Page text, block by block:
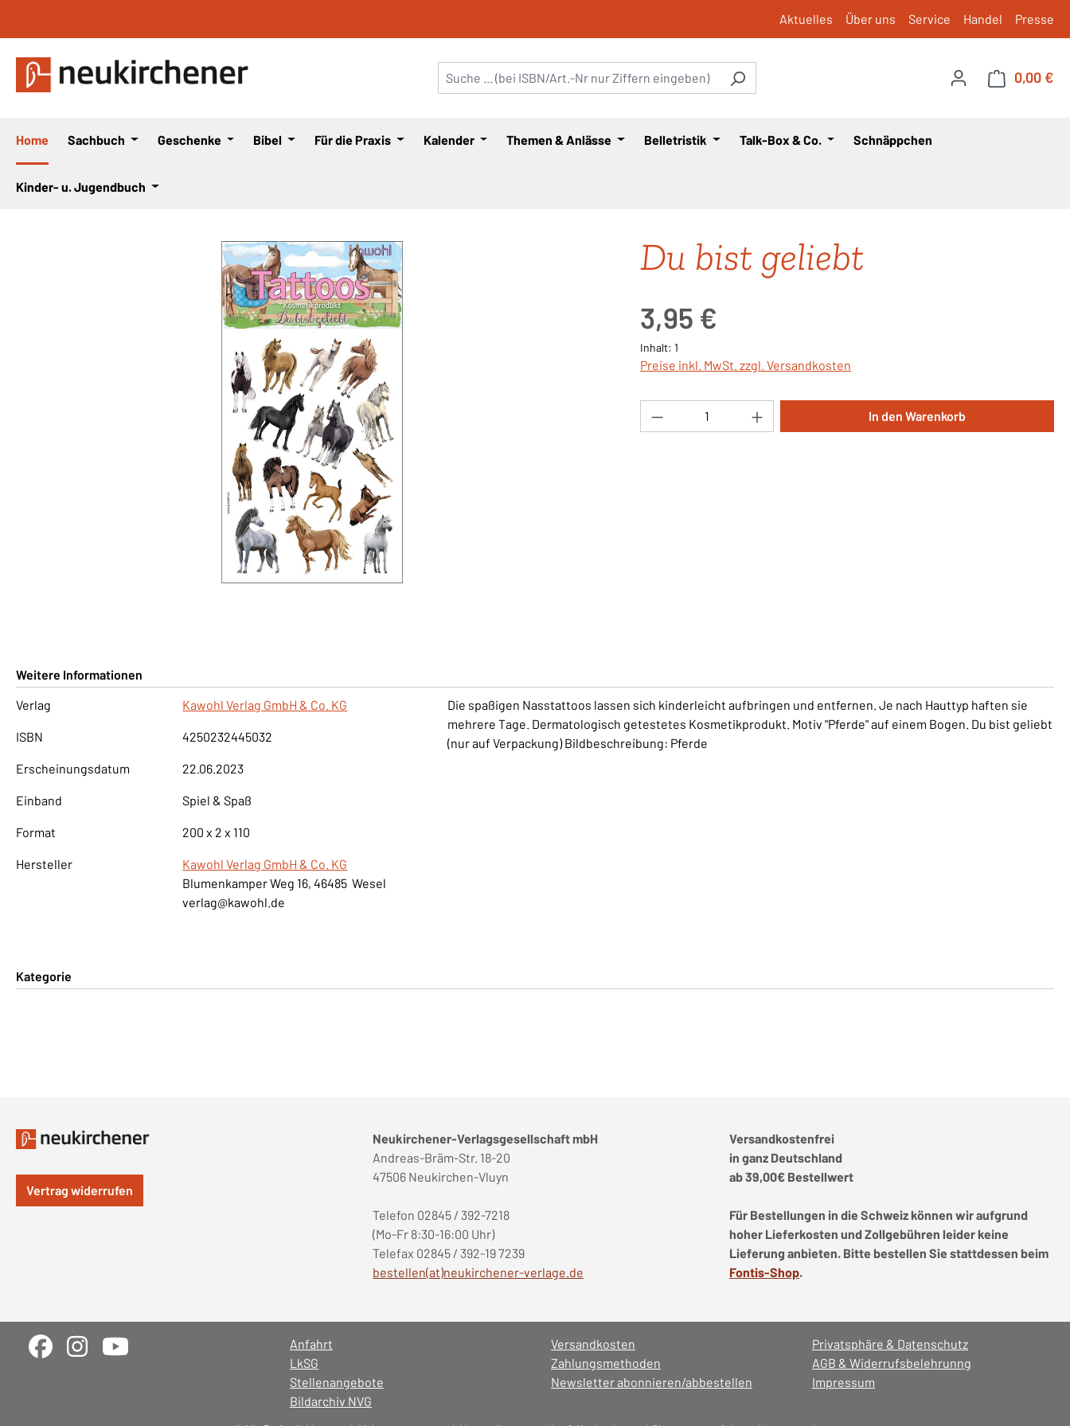
Aktuelles Über uns Service Handel Presse
0,00 €
Home Sachbuch Geschenke Bibel Für die Praxis Kalender Themen & Anlässe Belletristik Talk-Box & Co. Schnäppchen
Kinder- u. Jugendbuch
Du bist geliebt
3,95 €
Inhalt: 1
Preise inkl. MwSt. zzgl. Versandkosten
Produkt Anzahl: Gib den gewünschten Wert ein
In den Warenkorb
Weitere Informationen
Verlag
Kawohl Verlag GmbH & Co. KG
ISBN 4250232445032
Erscheinungsdatum 22.06.2023
Einband Spiel & Spaß
Format 200 x 2 x 110
Hersteller
Kawohl Verlag GmbH & Co. KG
Blumenkamper Weg 16, 46485 Wesel
verlag@kawohl.de
Die spaßigen Nasstattoos lassen sich kinderleicht aufbringen und entfernen. Je nach Hauttyp haften sie
mehrere Tage. Dermatologisch getestetes Kosmetikprodukt. Motiv "Pferde" auf einem Bogen. Du bist geliebt
(nur auf Verpackung) Bildbeschreibung: Pferde
Kategorie
Vertrag widerrufen
Neukirchener-Verlagsgesellschaft mbH
Andreas-Bräm-Str. 18-20
47506 Neukirchen-Vluyn
Telefon 02845 / 392-7218
(Mo-Fr 8:30-16:00 Uhr)
Telefax 02845 / 392-19 7239
bestellen(at)neukirchener-verlage.de
Versandkostenfrei
in ganz Deutschland
ab 39,00€ Bestellwert
Für Bestellungen in die Schweiz können wir aufgrund
hoher Lieferkosten und Zollgebühren leider keine
Lieferung anbieten. Bitte bestellen Sie stattdessen beim
Fontis-Shop.
Anfahrt
LkSG
Stellenangebote
Versandkosten
Zahlungsmethoden
Newsletter abonnieren/abbestellen
Privatsphäre & Datenschutz
AGB & Widerrufsbelehrunng
Impressum
Bildarchiv NVG